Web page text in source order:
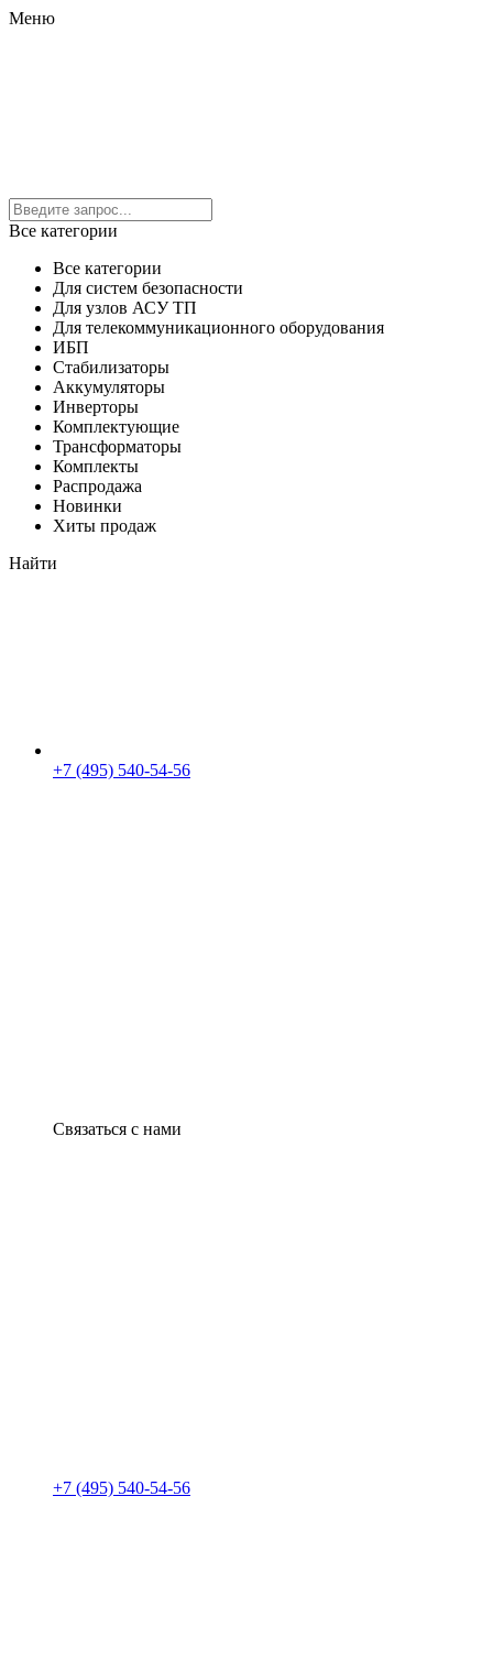
Меню
Все категории
Все категории
Для систем безопасности
Для узлов АСУ ТП
Для телекоммуникационного оборудования
ИБП
Стабилизаторы
Аккумуляторы
Инверторы
Комплектующие
Трансформаторы
Комплекты
Распродажа
Новинки
Хиты продаж
Найти
+7 (495) 540-54-56
Связаться с нами
+7 (495) 540-54-56